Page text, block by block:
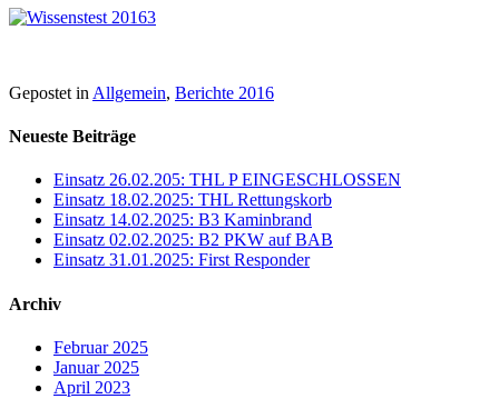
Gepostet in Allgemein, Berichte 2016
Neueste Beiträge
Einsatz 26.02.205: THL P EINGESCHLOSSEN
Einsatz 18.02.2025: THL Rettungskorb
Einsatz 14.02.2025: B3 Kaminbrand
Einsatz 02.02.2025: B2 PKW auf BAB
Einsatz 31.01.2025: First Responder
Archiv
Februar 2025
Januar 2025
April 2023